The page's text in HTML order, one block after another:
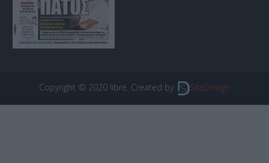
Copyright © 2020 libre. Created by: SiteDesign